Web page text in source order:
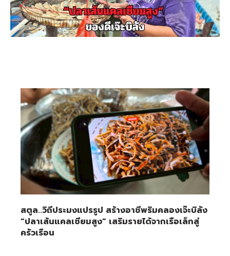
สตูล..วิถีประมงแปรรูป สร้างอาชีพริมคลองเจ๊ะบิลัง
“ปลาเส้นแคลเซียมสูง” เสริมรายได้จากเรือเล็กสู่
ครัวเรือน